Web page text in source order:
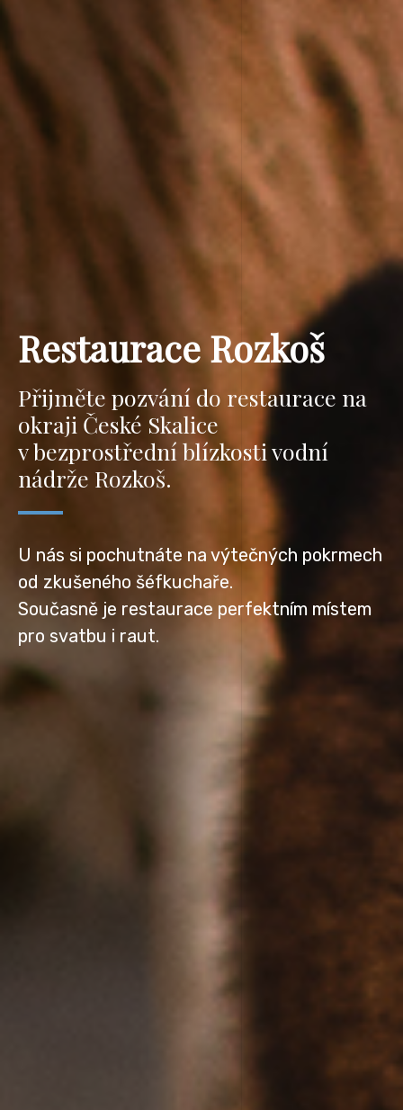
Restaurace Rozkoš
Přijměte pozvání do restaurace na
okraji České Skalice
v bezprostřední blízkosti vodní
nádrže Rozkoš.
U nás si pochutnáte na výtečných pokrmech
od zkušeného šéfkuchaře.
Současně je restaurace perfektním místem
pro svatbu i raut.